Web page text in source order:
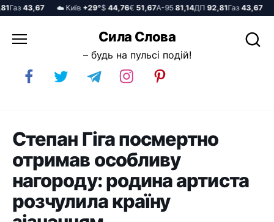
43,67 ☁️ Київ+29°$44,76€51,67А-9581,14ДП92,81Газ43,67 ☁️
до
Сила Слова
– будь на пульсі подій!
Степан Гіга посмертно
отримав особливу
нагороду: родина артиста
розчулила країну